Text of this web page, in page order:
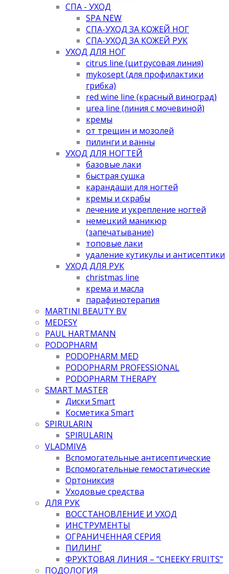
СПА - УХОД
SPA NEW
СПА-УХОД ЗА КОЖЕЙ НОГ
СПА-УХОД ЗА КОЖЕЙ РУК
УХОД ДЛЯ НОГ
citrus line (цитрусовая линия)
mykosept (для профилактики
грибка)
red wine line (красный виноград)
urea line (линия с мочевиной)
кремы
от трещин и мозолей
пилинги и ванны
УХОД ДЛЯ НОГТЕЙ
базовые лаки
быстрая сушка
карандаши для ногтей
кремы и скрабы
лечение и укрепление ногтей
немецкий маникюр
(запечатывание)
топовые лаки
удаление кутикулы и антисептики
УХОД ДЛЯ РУК
christmas line
крема и масла
парафинотерапия
MARTINI BEAUTY BV
MEDESY
PAUL HARTMANN
PODOPHARM
PODOPHARM MED
PODOPHARM PROFESSIONAL
PODOPHARM THERAPY
SMART MASTER
Диски Smart
Косметика Smart
SPIRULARIN
SPIRULARIN
VLADMIVA
Вспомогательные антисептические
Вспомогательные гемостатические
Ортониксия
Уходовые средства
ДЛЯ РУК
ВОССТАНОВЛЕНИЕ И УХОД
ИНСТРУМЕНТЫ
ОГРАНИЧЕННАЯ СЕРИЯ
ПИЛИНГ
ФРУКТОВАЯ ЛИНИЯ – "CHEEKY FRUITS"
ПОДОЛОГИЯ